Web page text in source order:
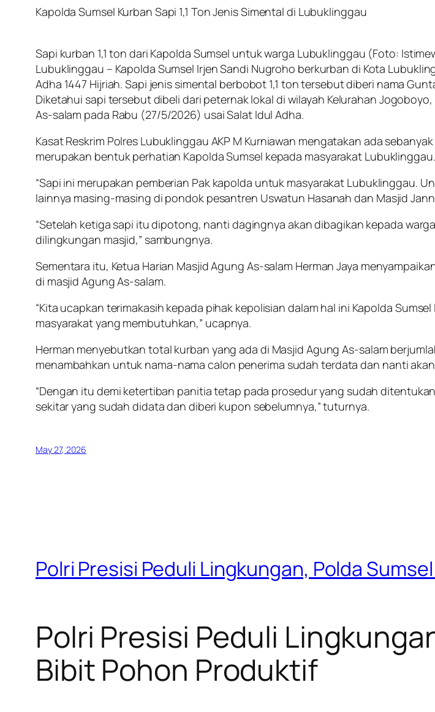
Kapolda Sumsel Kurban Sapi 1,1 Ton Jenis Simental di Lubuklinggau
Sapi kurban 1,1 ton dari Kapolda Sumsel untuk warga Lubuklinggau (Foto:
Lubuklinggau – Kapolda Sumsel Irjen Sandi Nugroho berkurban di Kota
Adha 1447 Hijriah. Sapi jenis simental berbobot 1,1 ton tersebut diberi nama
Diketahui sapi tersebut dibeli dari peternak lokal di wilayah Kelurahan
As-salam pada Rabu (27/5/2026) usai Salat Idul Adha.
Kasat Reskrim Polres Lubuklinggau AKP M Kurniawan mengatakan ada
merupakan bentuk perhatian Kapolda Sumsel kepada masyarakat Lubuklinggau.
“Sapi ini merupakan pemberian Pak kapolda untuk masyarakat Lubuklinggau.
lainnya masing-masing di pondok pesantren Uswatun Hasanah dan Masjid
“Setelah ketiga sapi itu dipotong, nanti dagingnya akan dibagikan kepada
dilingkungan masjid,” sambungnya.
Sementara itu, Ketua Harian Masjid Agung As-salam Herman Jaya
di masjid Agung As-salam.
“Kita ucapkan terimakasih kepada pihak kepolisian dalam hal ini Kapolda
masyarakat yang membutuhkan,” ucapnya.
Herman menyebutkan total kurban yang ada di Masjid Agung As-salam
menambahkan untuk nama-nama calon penerima sudah terdata dan nanti
“Dengan itu demi ketertiban panitia tetap pada prosedur yang sudah
sekitar yang sudah didata dan diberi kupon sebelumnya,” tuturnya.
May 27, 2026
Polri Presisi Peduli Lingkungan, Polda
Polri Presisi Peduli
Bibit Pohon Produktif